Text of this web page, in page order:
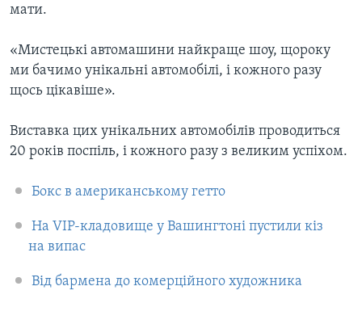
мати.
«Мистецькі автомашини найкраще шоу, щороку
ми бачимо унікальні автомобілі, і кожного разу
щось цікавіше».
Виставка цих унікальних автомобілів проводиться
20 років поспіль, і кожного разу з великим успіхом.
Бокс в американському гетто
На VIP-кладовище у Вашингтоні пустили кіз
на випас
Від бармена до комерційного художника